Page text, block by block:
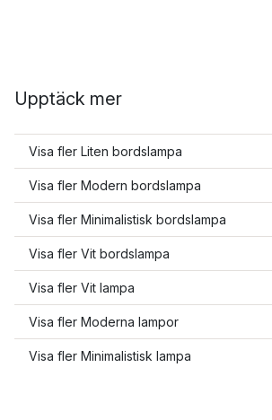
Upptäck mer
Visa fler Liten bordslampa
Visa fler Modern bordslampa
Visa fler Minimalistisk bordslampa
Visa fler Vit bordslampa
Visa fler Vit lampa
Visa fler Moderna lampor
Visa fler Minimalistisk lampa